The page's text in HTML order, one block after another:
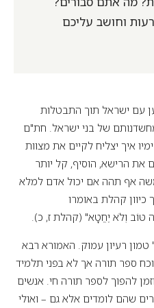
וחושב עליכם
עם ישראל תוך התבטלות
של בני ישראל. חת"ם
איך יצליח לקיים את מצוות
את הרישא, הוסיף, קל יותר
אף תהה אם יכול אדם למלא
כיוון קהלת באומרו
טּוֹב וְלֹא יֶחֱטָא" (קהלת ז, כ).
טמון רעיון עמוק. האמורא רבא
ספר תורה אך לא בפני תלמיד
להפוך לספר תורה חי. אנשים
שהם לומדים אלא גם – ואולי